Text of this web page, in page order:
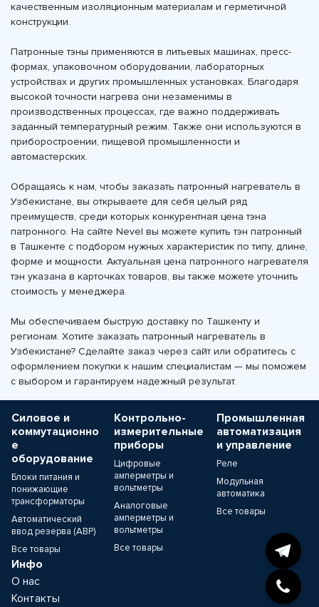
качественным изоляционным материалам и герметичной
конструкции.
Патронные тэны применяются в литьевых машинах, пресс-
формах, упаковочном оборудовании, лабораторных
устройствах и других промышленных установках. Благодаря
высокой точности нагрева они незаменимы в
производственных процессах, где важно поддерживать
заданный температурный режим. Также они используются в
приборостроении, пищевой промышленности и
автомастерских.
Обращаясь к нам, чтобы заказать патронный нагреватель в
Узбекистане, вы открываете для себя целый ряд
преимуществ, среди которых конкурентная цена тэна
патронного. На сайте Nevel вы можете купить тэн патронный
в Ташкенте с подбором нужных характеристик по типу, длине,
форме и мощности. Актуальная цена патронного нагревателя
тэн указана в карточках товаров, вы также можете уточнить
стоимость у менеджера.
Мы обеспечиваем быструю доставку по Ташкенту и
регионам. Хотите заказать патронный нагреватель в
Узбекистане? Сделайте заказ через сайт или обратитесь с
оформлением покупки к нашим специалистам — мы поможем
с выбором и гарантируем надежный результат.
Силовое и
коммутационно
е
оборудование
Блоки питания и
понижающие
трансформаторы
Автоматический
ввод резерва (АВР)
Все товары
Контрольно-
измерительные
приборы
Цифровые
амперметры и
вольтметры
Аналоговые
амперметры и
вольтметры
Все товары
Промышленная
автоматизация
и управление
Реле
Модульная
автоматика
Все товары
Инфо
О нас
Контакты